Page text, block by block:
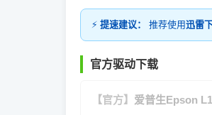
⚡ 提速建议： 推荐使用迅雷
官方驱动下载
【官方】 爱普生Epson